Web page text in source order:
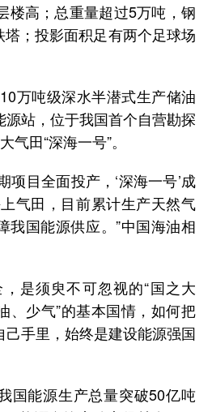
楼高；总重量超过5万吨，钢
；投影面积足有两个足球场
吨级深水半潜式生产储油
站，位于我国首个自营勘探
田“深海一号”。
目全面投产，‘深海一号’成
气田，目前累计生产天然气
我国能源供应。”中国海油相
须臾不可忽视的“国之大
、少气”的基本国情，如何把
己手里，始终是建设能源强国
能源生产总量突破50亿吨